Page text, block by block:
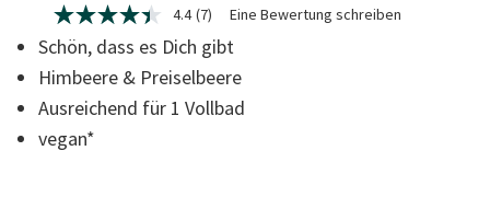
3.6 von 5 Sternen
4.4
von
5
Sternen,
Bewertungswert.
Read
7
4.4 (7) Eine Bewertung schreiben
Schön, dass es Dich gibt
Himbeere & Preiselbeere
Ausreichend für 1 Vollbad
vegan*